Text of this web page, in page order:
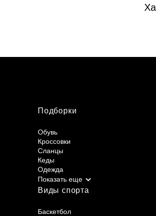
Подборки
Обувь
Кроссовки
Сланцы
Кеды
Одежда
Виды спорта
Баскетбол